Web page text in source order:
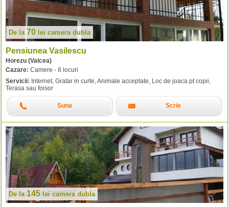
De la 70 lei camera dubla
Pensiunea Vasilescu
Horezu (Valcea)
Cazare: Camere - 8 locuri
Servicii: Internet, Gratar in curte, Animale acceptate, Loc de joaca pt copii,
Terasa sau foisor
Suna Scrie
De la 145 lei camera dubla